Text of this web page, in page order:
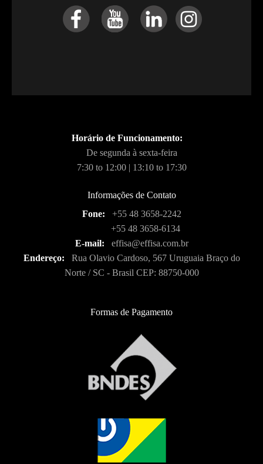
Horário de Funcionamento:
De segunda à sexta-feira
7:30 to 12:00 | 13:10 to 17:30
Informações de Contato
Fone:
+55 48 3658-2242
+55 48 3658-6134
E-mail:
effisa@effisa.com.br
Endereço:
Rua Olavio Cardoso, 567 Uruguaia Braço do
Norte / SC - Brasil CEP: 88750-000
Formas de Pagamento